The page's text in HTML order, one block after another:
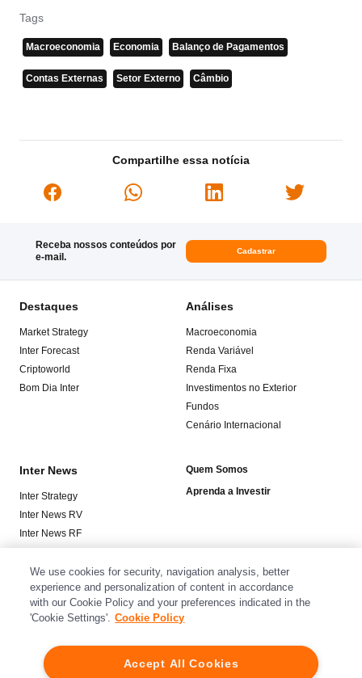
Tags
Macroeconomia Economia Balanço de Pagamentos
Contas Externas Setor Externo Câmbio
Compartilhe essa notícia
Receba nossos conteúdos por
e-mail.
Cadastrar
Destaques
Market Strategy
Inter Forecast
Criptoworld
Bom Dia Inter
Análises
Macroeconomia
Renda Variável
Renda Fixa
Investimentos no Exterior
Fundos
Cenário Internacional
Inter News
Inter Strategy
Inter News RV
Inter News RF
Quem Somos
Aprenda a Investir
Baixe o app
We use cookies for security, navigation analysis, better
experience and personalization of content in accordance
with our Cookie Policy and your preferences indicated in the
'Cookie Settings'. Cookie Policy
Accept All Cookies